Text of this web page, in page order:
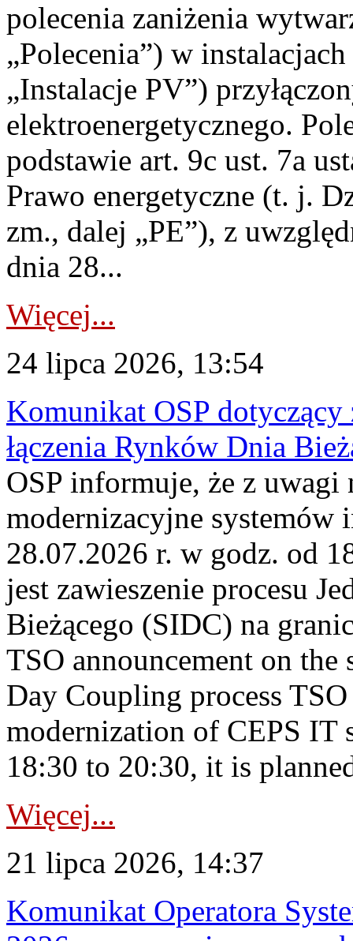
polecenia zaniżenia
„Polecenia”) w
„Instalacje PV”)
elektroenergetycznego.
podstawie art. 9c ust. 7a
Prawo energetyczne (t. j.
zm., dalej „PE”), z
dnia 28...
Więcej...
24 lipca 2026, 13:54
Komunikat OSP dotyczący
łączenia Rynków Dnia
OSP informuje, że z uwagi
modernizacyjne
28.07.2026 r. w godz. od
jest zawieszenie procesu
Bieżącego (SIDC) na
TSO announcement on
Day Coupling process
modernization of CEPS IT
18:30 to 20:30, it is
Więcej...
21 lipca 2026, 14:37
Komunikat Operatora